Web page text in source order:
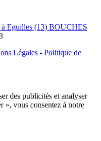
Eguilles (13) BOUCHES
Légales - Politique de
des publicités et analyser
», vous consentez à notre